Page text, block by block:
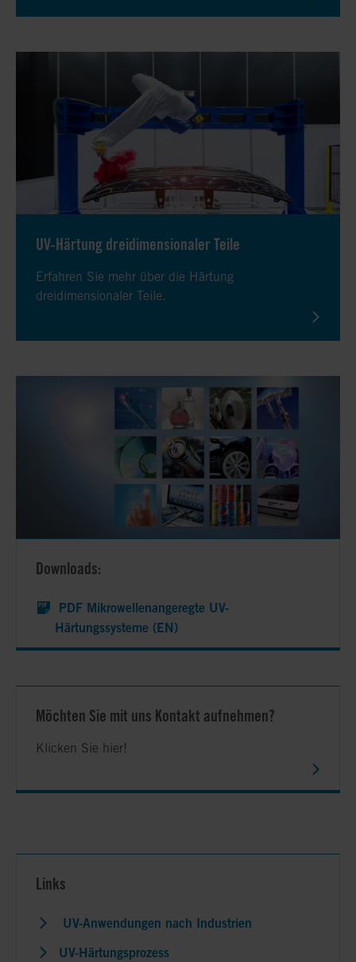
UV-Härtung dreidimensionaler Teile
Erfahren Sie mehr über die Härtung
dreidimensionaler Teile.
Downloads:
PDF Mikrowellenangeregte UV-
Härtungssysteme (EN)
Möchten Sie mit uns Kontakt aufnehmen?
Klicken Sie hier!
Links
UV-Anwendungen nach Industrien
UV-Härtungsprozess